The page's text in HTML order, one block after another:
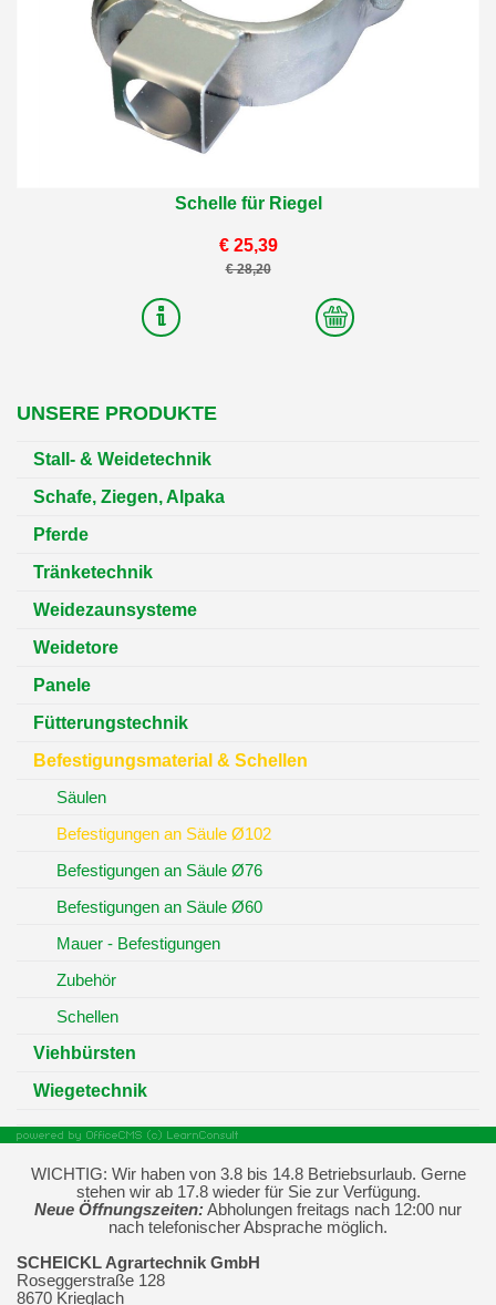
Schelle für Riegel
€ 25,39
€ 28,20
UNSERE PRODUKTE
Stall- & Weidetechnik
Schafe, Ziegen, Alpaka
Pferde
Tränketechnik
Weidezaunsysteme
Weidetore
Panele
Fütterungstechnik
Befestigungsmaterial & Schellen
Säulen
Befestigungen an Säule Ø102
Befestigungen an Säule Ø76
Befestigungen an Säule Ø60
Mauer - Befestigungen
Zubehör
Schellen
Viehbürsten
Wiegetechnik
WICHTIG: Wir haben von 3.8 bis 14.8 Betriebsurlaub. Gerne
stehen wir ab 17.8 wieder für Sie zur Verfügung.
Neue Öffnungszeiten: Abholungen freitags nach 12:00 nur
nach telefonischer Absprache möglich.
SCHEICKL Agrartechnik GmbH
Roseggerstraße 128
8670 Krieglach